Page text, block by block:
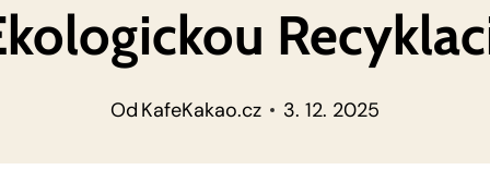
Od KafeKakao.cz 3. 12. 2025